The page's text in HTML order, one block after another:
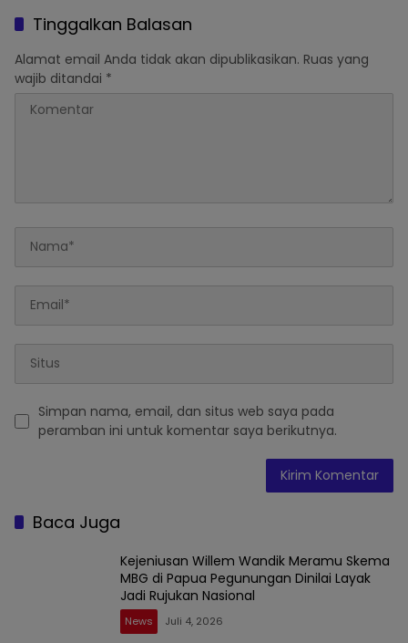
Tinggalkan Balasan
Alamat email Anda tidak akan dipublikasikan. Ruas yang
wajib ditandai *
Simpan nama, email, dan situs web saya pada
peramban ini untuk komentar saya berikutnya.
Baca Juga
Kejeniusan Willem Wandik Meramu Skema
MBG di Papua Pegunungan Dinilai Layak
Jadi Rujukan Nasional
News Juli 4, 2026